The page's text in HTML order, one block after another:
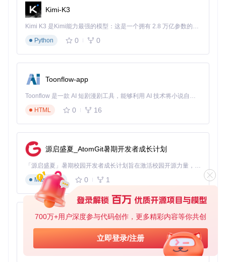
700万+用户深度参与代码创作，更多精彩内容等你共创
立即登录/注册
决策路径可提供参考：
数据展示场景
简单列表 → ListControl
层级数据 → Tree
单行文本 → Input
反馈提示场景
操作结果 → Message
重要通知 → Notification
模态交互 → Modal
加载状态 → Spin
布局容器场景
线性排列 → StackPanel
网格布局 → GridPanel
Kimi-K3
Kimi K3 是Kimi能力最强的模型：这是一个拥有 2.8 万亿参数的混合专家（MoE）模型，具备原生视觉理解能力，并支持 100 万 token 的上下文窗口。
Python
0 0
Toonflow-app
Toonflow 是一款 AI 短剧漫剧工具，能够利用 AI 技术将小说自动转化为剧本，并结合 AI 生成的图片和视频，实现高效的短剧创作。借助 Toonflow，可以轻松完成从文字到影像的全流程，让短剧制作变得更加智能与便捷。
HTML
0 16
源启盛夏_AtomGit暑期开发者成长计划
「源启盛夏」暑期校园开发者成长计划旨在激活校园开源力量，通过积分激励、认证扶持、资源倾斜等形式，引导高校组织和开发者完成「入驻 — 建项目 — 做贡献 — 获认证 — 得资源」的完整闭环。无论你是想带领社团入驻平台的组织者，还是希望用代码贡献证明自己的开发者，都能在这里找到属于你的成长路径。
Markdown
0 1
AionUi
免费、本地、开源的 24/7 全天候 Cowork 应用，以及适用于 Gemini CLI、Claude Code、Codex、OpenCode、Qwen Code、Goose CLI、Auggie 等的 OpenClaw | 🌟 喜欢就点star吧
TypeScript
0 6